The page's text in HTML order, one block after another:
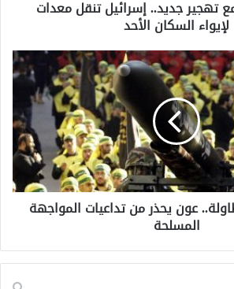
تهجير جديد.. إسرائيل تنقل معدات
لإيواء السكان الأحد
عون يحذر من تداعيات المواجهة
المسلحة